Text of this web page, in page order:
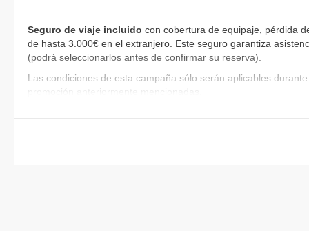
Seguro de viaje incluido con cobertura de equipaje, pérdida
de hasta 3.000€ en el extranjero. Este seguro garantiza
(podrá seleccionarlos antes de confirmar su reserva)
Las condiciones de esta campaña sólo serán aplicables
promoción anteriormente mencionadas.